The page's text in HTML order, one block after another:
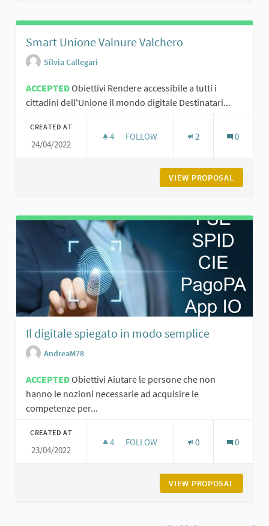
Smart Unione Valnure Valchero
Silvia Callegari
ACCEPTEDObiettivi Rendere accessibile a tutti i
cittadini dell'Unione il mondo digitale Destinatari...
CREATED AT
24/04/2022
4 4 FOLLOWERS
FOLLOW 2 0
VIEW PROPOSAL
Il digitale spiegato in modo semplice
AndreaM78
ACCEPTEDObiettivi Aiutare le persone che non
hanno le nozioni necessarie ad acquisire le
competenze per...
CREATED AT
23/04/2022
4 4 FOLLOWERS
FOLLOW 0 0
VIEW PROPOSAL